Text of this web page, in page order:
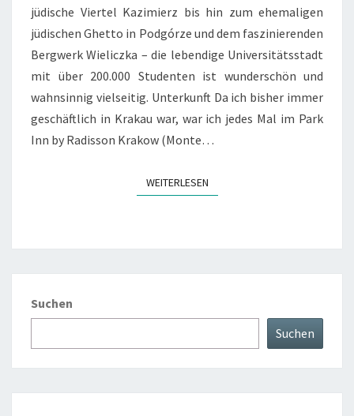
jüdische Viertel Kazimierz bis hin zum ehemaligen
jüdischen Ghetto in Podgórze und dem faszinierenden
Bergwerk Wieliczka – die lebendige Universitätsstadt
mit über 200.000 Studenten ist wunderschön und
wahnsinnig vielseitig. Unterkunft Da ich bisher immer
geschäftlich in Krakau war, war ich jedes Mal im Park
Inn by Radisson Krakow (Monte…
WEITERLESENWEITERLESEN
Suchen
Suchen